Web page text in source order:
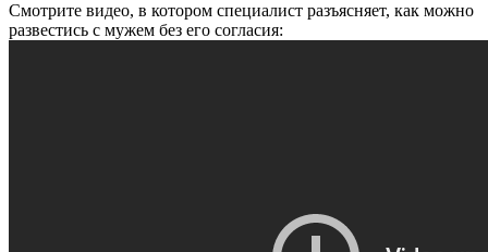
Смотрите видео, в котором специалист разъясняет, как можно
развестись с мужем без его согласия: